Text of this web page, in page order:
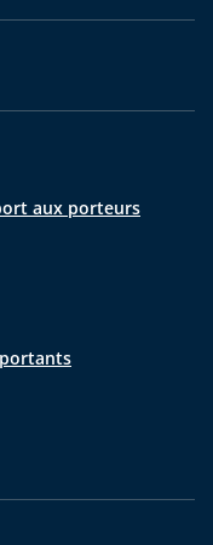
aux porteurs